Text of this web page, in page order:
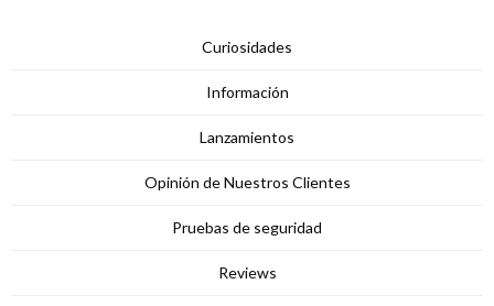
Curiosidades
Información
Lanzamientos
Opinión de Nuestros Clientes
Pruebas de seguridad
Reviews